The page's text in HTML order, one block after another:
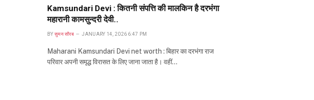
Kamsundari Devi : कितनी संपत्ति की मालकिन है दरभंगा
महारानी कामसुन्दरी देवी..
BY सुमन सौरब JANUARY 14, 2026 6:47 PM
Maharani Kamsundari Devi net worth : बिहार का दरभंगा राज
परिवार अपनी समृद्ध विरासत के लिए जाना जाता है। वहीं…